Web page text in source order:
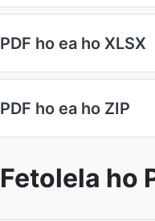
PDF ho ea ho XLSX
PDF ho ea ho ZIP
Fetolela ho